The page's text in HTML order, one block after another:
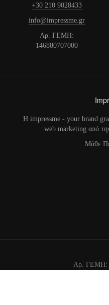
+30 210 9028433
info@impressme.gr
Αρ. ΓΕΜΗ:
146880707000
H impressme - your brand
web marketing από
Μάθε
Αρ. ΓΕΜΗ: